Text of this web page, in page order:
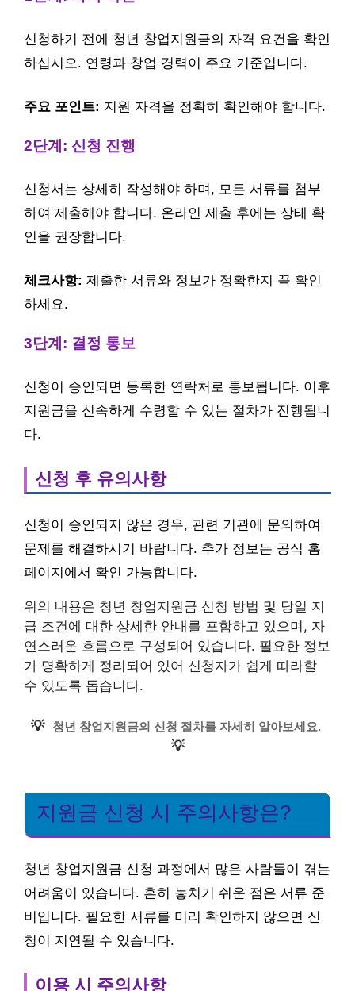
신청하기 전에 청년 창업지원금의 자격 요건을 확인
하십시오. 연령과 창업 경력이 주요 기준입니다.
주요 포인트: 지원 자격을 정확히 확인해야 합니다.
2단계: 신청 진행
신청서는 상세히 작성해야 하며, 모든 서류를 첨부
하여 제출해야 합니다. 온라인 제출 후에는 상태 확
인을 권장합니다.
체크사항: 제출한 서류와 정보가 정확한지 꼭 확인
하세요.
3단계: 결정 통보
신청이 승인되면 등록한 연락처로 통보됩니다. 이후
지원금을 신속하게 수령할 수 있는 절차가 진행됩니
다.
신청 후 유의사항
신청이 승인되지 않은 경우, 관련 기관에 문의하여
문제를 해결하시기 바랍니다. 추가 정보는 공식 홈
페이지에서 확인 가능합니다.
위의 내용은 청년 창업지원금 신청 방법 및 당일 지
급 조건에 대한 상세한 안내를 포함하고 있으며, 자
연스러운 흐름으로 구성되어 있습니다. 필요한 정보
가 명확하게 정리되어 있어 신청자가 쉽게 따라할
수 있도록 돕습니다.
💡 청년 창업지원금의 신청 절차를 자세히 알아보세요.
💡
지원금 신청 시 주의사항은?
청년 창업지원금 신청 과정에서 많은 사람들이 겪는
어려움이 있습니다. 흔히 놓치기 쉬운 점은 서류 준
비입니다. 필요한 서류를 미리 확인하지 않으면 신
청이 지연될 수 있습니다.
이용 시 주의사항